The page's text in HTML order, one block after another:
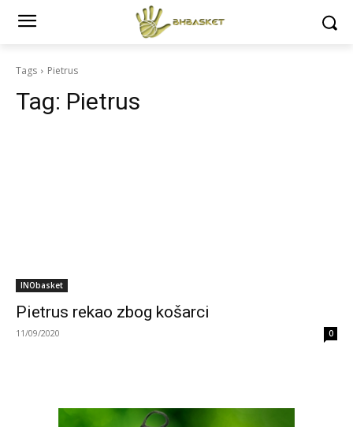
Tags Pietrus
Tag: Pietrus
INObasket
Pietrus rekao zbog košarci
11/09/2020 0